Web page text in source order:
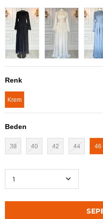
Renk
Krem
Beden
38 40 42 44 46